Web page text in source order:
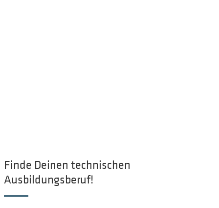
Finde Deinen technischen
Ausbildungsberuf!